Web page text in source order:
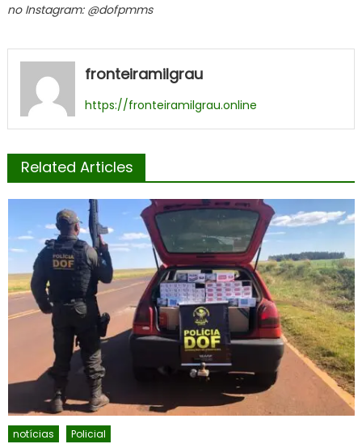
no Instagram: @dofpmms
fronteiramilgrau
https://fronteiramilgrau.online
Related Articles
notícias Policial